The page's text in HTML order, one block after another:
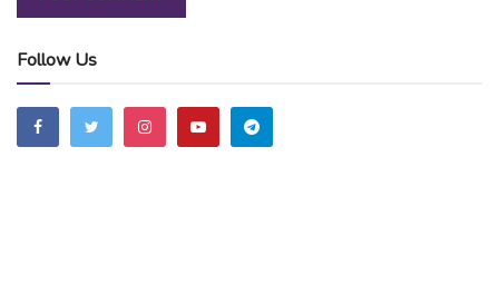
Follow Us